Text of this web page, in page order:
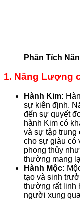
Phân Tích
1. Năng Lượng
Hành Kim:
sự kiên định.
đến sự quyết
hành Kim có
và sự tập trung
cho sự giàu có
phong thủy
thường mang
Hành Mộc:
tạo và sinh
thường rất linh
người xung